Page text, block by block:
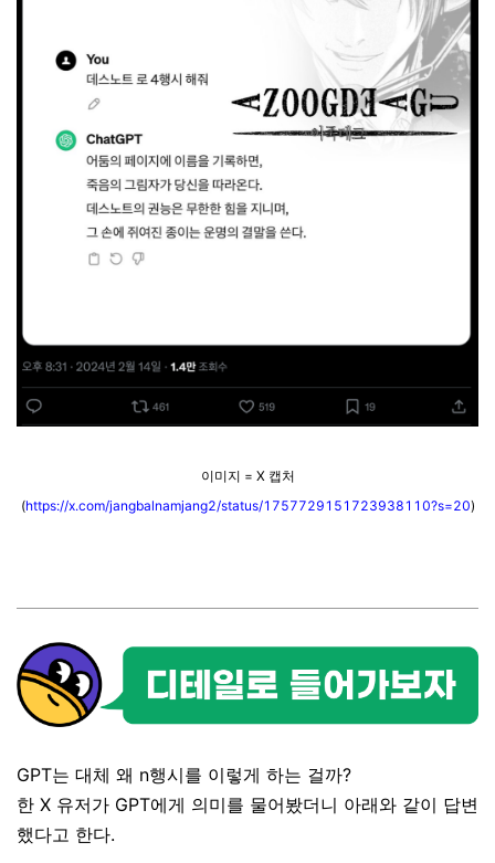
이미지 = X 캡처
(https://x.com/jangbalnamjang2/status/1757729151723938110?s=20)
GPT는 대체 왜 n행시를 이렇게 하는 걸까?
한 X 유저가 GPT에게 의미를 물어봤더니 아래와 같이 답변
했다고 한다.